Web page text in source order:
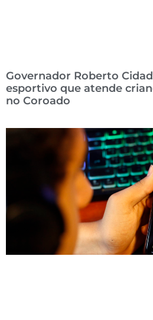
Governador Roberto
esportivo que atende
no Coroado